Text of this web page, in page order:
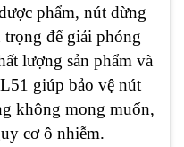
phẩm, nút dừng
trọng để giải phóng
lượng sản phẩm và
giúp bảo vệ nút
không mong muốn,
cơ ô nhiễm.